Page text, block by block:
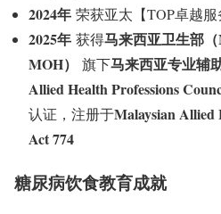
2024年 荣获亚太【TOP卓越
2025年 获得马来西亚卫生部
MOH）
旗下马来西亚专业辅
Allied Health Professions
认证，注册于Malaysian Allied
Act 774
糖尿病饮食教育成就